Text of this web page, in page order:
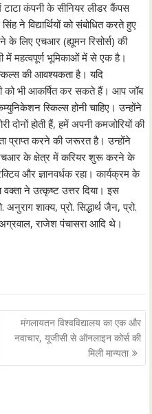
टाटा कंपनी के सीनियर लीडर कैंपस
ने विद्यार्थियों को संबोधित करते हुए
के लिए एचआर (ह्यूमन रिसोर्स) की
में महत्वपूर्ण भूमिकाओं में से एक है।
की आवश्यकता है। यदि
को भी आकर्षित कर सकते हैं। आप जॉब
स्किल्स होनी चाहिए। उन्होंने
दोनों होती हैं, हमें अपनी कमजोरियों की
प्राप्त करने की जरूरत है। उन्होंने
एचआर के क्षेत्र में करियर शुरू करने के
और ज्ञानवर्धक रहा। कार्यक्रम के
वक्ता ने उत्कृष्ट उत्तर दिया। इस
अनुराग शाक्य, प्रो. सिद्धार्थ जैन, प्रो.
राजेश पंचासरा आदि थे।
मंगलायतन विश्वविद्यालय का एक और
नवाचार, यूजीसी से ऑनलाइन कोर्स की
मिली मान्यता